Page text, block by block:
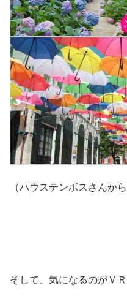
（ハウステンボスさんか
そして、気になるのがＶ